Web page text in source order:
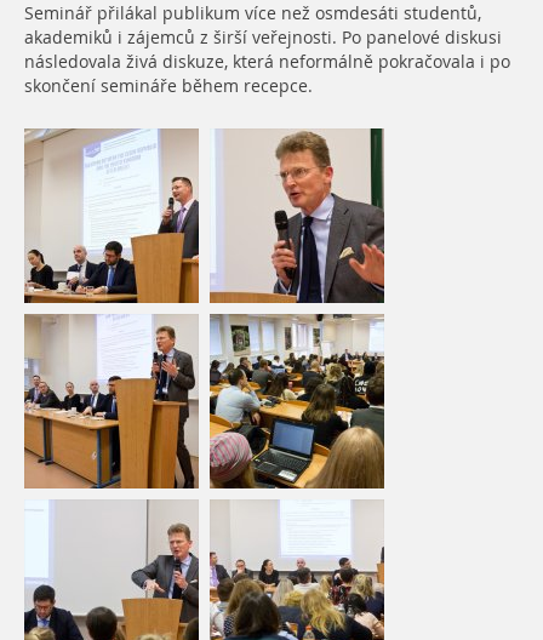
Seminář přilákal publikum více než osmdesáti studentů,
akademiků i zájemců z širší veřejnosti. Po panelové diskusi
následovala živá diskuze, která neformálně pokračovala i po
skončení semináře během recepce.